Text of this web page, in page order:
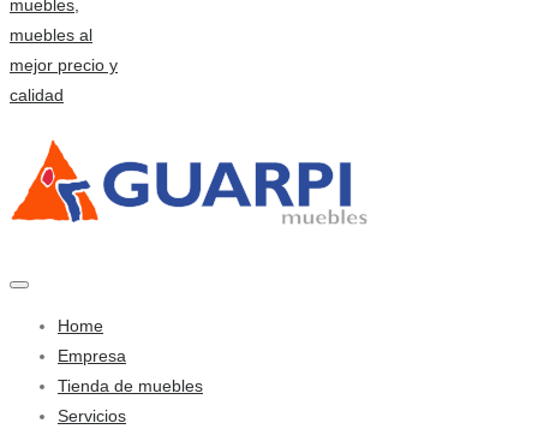
Home
Empresa
Tienda de muebles
Servicios